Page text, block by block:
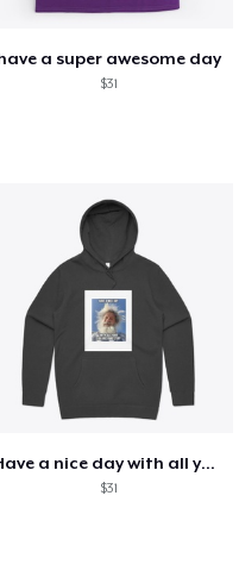
a super awesome day
$31
Have a nice day with all your failure
$31